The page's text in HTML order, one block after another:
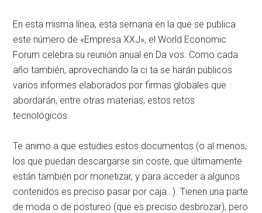
En esta misma línea, esta semana en la que se publica
este número de «Empresa XXJ», el World Economic
Forum celebra su reunión anual en Da­ vos. Como cada
año también, aprovechando la ci­ ta se harán públicos
varios informes elaborados por firmas globales que
abordarán, entre otras mate­rias, estos retos
tecnológicos.
Te animo a que estudies estos documentos (o al menos,
los que puedan descargarse sin coste, que últimamente
están también por monetizar, y para acceder a algunos
contenidos es preciso pasar por caja…). Tienen una parte
de moda o de postureo (que es preciso desbrozar), pero